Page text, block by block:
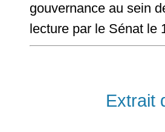
gouvernance au sein
lecture par le Sénat le
Extrait